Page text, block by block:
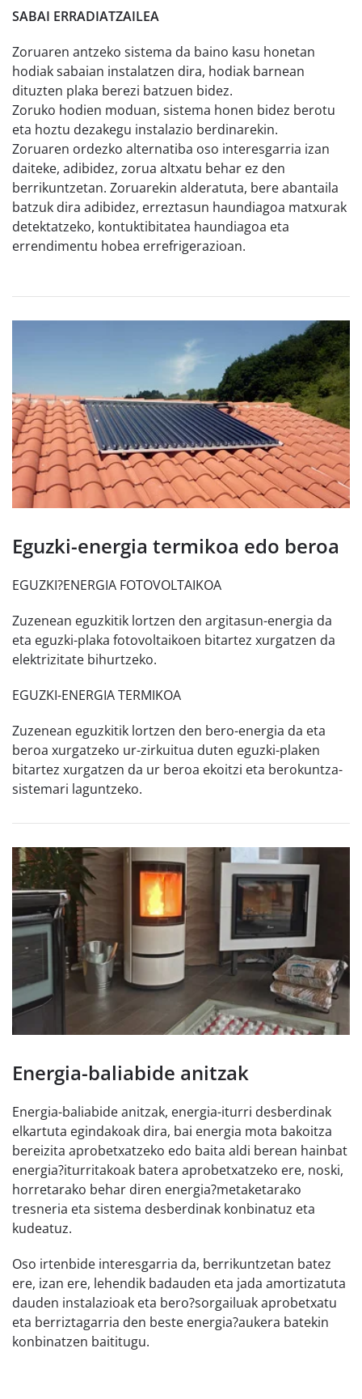
SABAI ERRADIATZAILEA
Zoruaren antzeko sistema da baino kasu honetan
hodiak sabaian instalatzen dira, hodiak barnean
dituzten plaka berezi batzuen bidez.
Zoruko hodien moduan, sistema honen bidez berotu
eta hoztu dezakegu instalazio berdinarekin.
Zoruaren ordezko alternatiba oso interesgarria izan
daiteke, adibidez, zorua altxatu behar ez den
berrikuntzetan. Zoruarekin alderatuta, bere abantaila
batzuk dira adibidez, erreztasun haundiagoa matxurak
detektatzeko, kontuktibitatea haundiagoa eta
errendimentu hobea errefrigerazioan.
Eguzki-energia termikoa edo beroa
EGUZKI?ENERGIA FOTOVOLTAIKOA
Zuzenean eguzkitik lortzen den argitasun-energia da
eta eguzki-plaka fotovoltaikoen bitartez xurgatzen da
elektrizitate bihurtzeko.
EGUZKI-ENERGIA TERMIKOA
Zuzenean eguzkitik lortzen den bero-energia da eta
beroa xurgatzeko ur-zirkuitua duten eguzki-plaken
bitartez xurgatzen da ur beroa ekoitzi eta berokuntza-
sistemari laguntzeko.
Energia-baliabide anitzak
Energia-baliabide anitzak, energia-iturri desberdinak
elkartuta egindakoak dira, bai energia mota bakoitza
bereizita aprobetxatzeko edo baita aldi berean hainbat
energia?iturritakoak batera aprobetxatzeko ere, noski,
horretarako behar diren energia?metaketarako
tresneria eta sistema desberdinak konbinatuz eta
kudeatuz.
Oso irtenbide interesgarria da, berrikuntzetan batez
ere, izan ere, lehendik badauden eta jada amortizatuta
dauden instalazioak eta bero?sorgailuak aprobetxatu
eta berriztagarria den beste energia?aukera batekin
konbinatzen baititugu.